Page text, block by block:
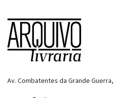
Av. Combatentes da Grande Guerra,